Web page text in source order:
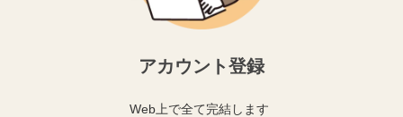
アカウント登録
Web上で全て完結します